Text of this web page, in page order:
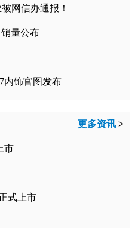
网信办通报！
量公布
内饰官图发布
更多资讯 >
市
式上市